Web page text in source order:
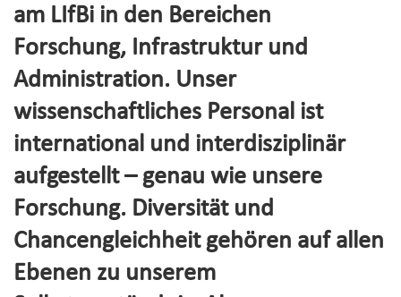
am LIfBi in den Bereichen
Forschung, Infrastruktur und
Administration. Unser
wissenschaftliches Personal ist
international und interdisziplinär
aufgestellt – genau wie unsere
Forschung. Diversität und
Chancengleichheit gehören auf allen
Ebenen zu unserem